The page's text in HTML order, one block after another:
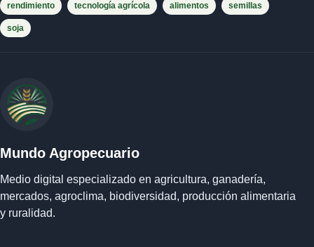
rendimiento tecnología agrícola alimentos semillas
soja
Mundo Agropecuario
Medio digital especializado en agricultura, ganadería,
mercados, agroclima, biodiversidad, producción alimentaria
y ruralidad.